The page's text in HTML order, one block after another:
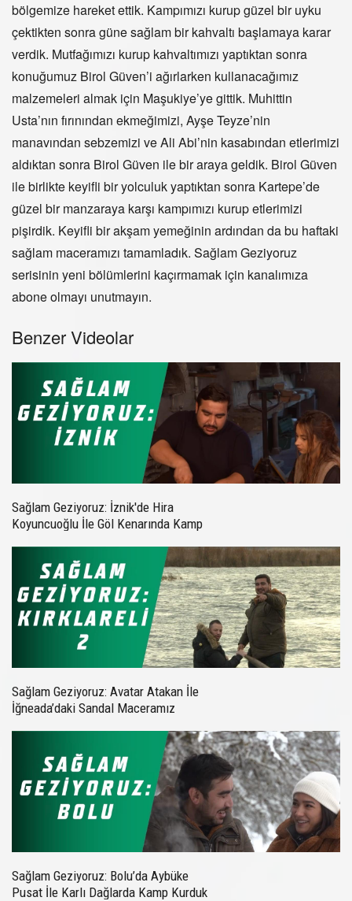
bölgemize hareket ettik. Kampımızı kurup güzel bir uyku
çektikten sonra güne sağlam bir kahvaltı başlamaya karar
verdik. Mutfağımızı kurup kahvaltımızı yaptıktan sonra
konuğumuz Birol Güven’i ağırlarken kullanacağımız
malzemeleri almak için Maşukiye’ye gittik. Muhittin
Usta’nın fırınından ekmeğimizi, Ayşe Teyze’nin
manavından sebzemizi ve Ali Abi’nin kasabından etlerimizi
aldıktan sonra Birol Güven ile bir araya geldik. Birol Güven
ile birlikte keyifli bir yolculuk yaptıktan sonra Kartepe’de
güzel bir manzaraya karşı kampımızı kurup etlerimizi
pişirdik. Keyifli bir akşam yemeğinin ardından da bu haftaki
sağlam maceramızı tamamladık. Sağlam Geziyoruz
serisinin yeni bölümlerini kaçırmamak için kanalımıza
abone olmayı unutmayın.
Benzer Videolar
Sağlam Geziyoruz: İznik'de Hira
Koyuncuoğlu İle Göl Kenarında Kamp
Sağlam Geziyoruz: Avatar Atakan İle
İğneada’daki Sandal Maceramız
Sağlam Geziyoruz: Bolu’da Aybüke
Pusat İle Karlı Dağlarda Kamp Kurduk